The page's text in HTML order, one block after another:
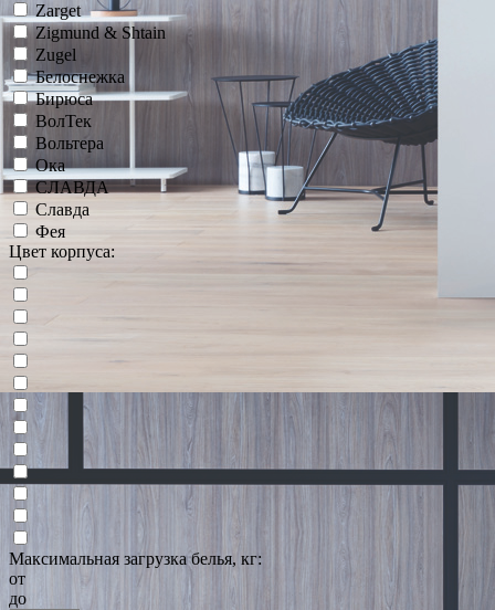
Zarget
Zigmund & Shtain
Zugel
Белоснежка
Бирюса
ВолТек
Вольтера
Ока
СЛАВДА
Славда
Фея
Цвет корпуса:
Максимальная загрузка белья, кг:
от
до